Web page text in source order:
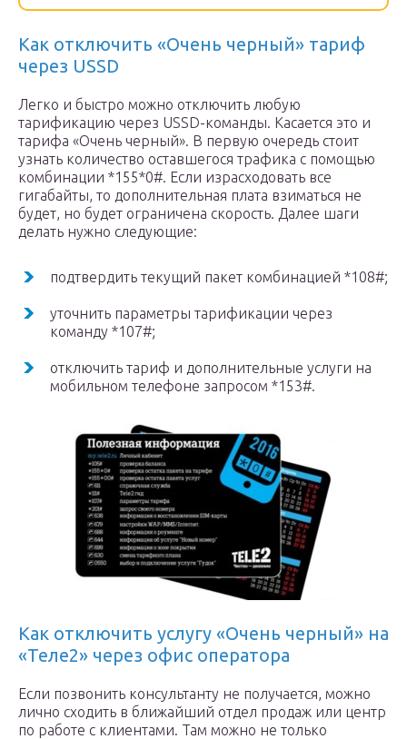
Как отключить «Очень черный» тариф
через USSD
Легко и быстро можно отключить любую
тарификацию через USSD-команды. Касается это и
тарифа «Очень черный». В первую очередь стоит
узнать количество оставшегося трафика с помощью
комбинации *155*0#. Если израсходовать все
гигабайты, то дополнительная плата взиматься не
будет, но будет ограничена скорость. Далее шаги
делать нужно следующие:
подтвердить текущий пакет комбинацией *108#;
уточнить параметры тарификации через
команду *107#;
отключить тариф и дополнительные услуги на
мобильном телефоне запросом *153#.
Как отключить услугу «Очень черный» на
«Теле2» через офис оператора
Если позвонить консультанту не получается, можно
лично сходить в ближайший отдел продаж или центр
по работе с клиентами. Там можно не только